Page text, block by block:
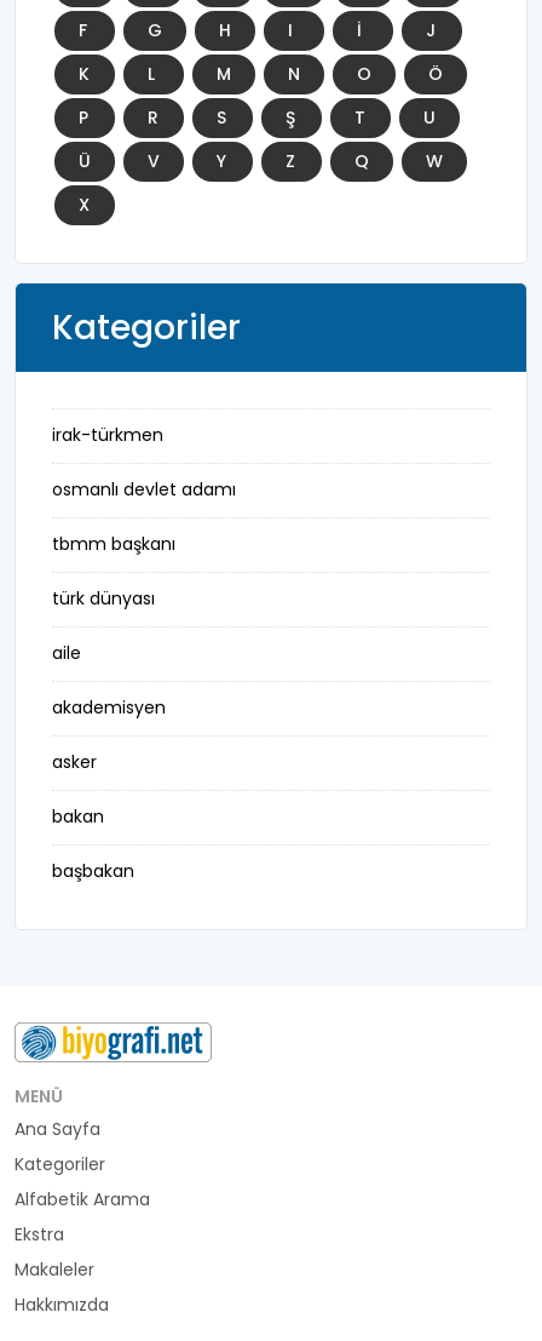
F
G H I İ
J
K
L M N O
Ö
P
R S Ş T
U
Ü
V Y Z Q
W
X
Kategoriler
irak-türkmen
osmanlı devlet adamı
tbmm başkanı
türk dünyası
aile
akademisyen
asker
bakan
başbakan
belediye başkanı
buluş
bürokrat
büyükelçi
cumhurbaşkanı
din adamı
MENÜ
Ana Sayfa
Kategoriler
Alfabetik Arama
Ekstra
Makaleler
Hakkımızda